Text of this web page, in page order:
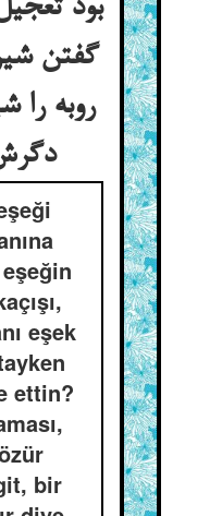
بود
گفتن
روبه را
دگرش به فریب
eşek
ettin?
bir